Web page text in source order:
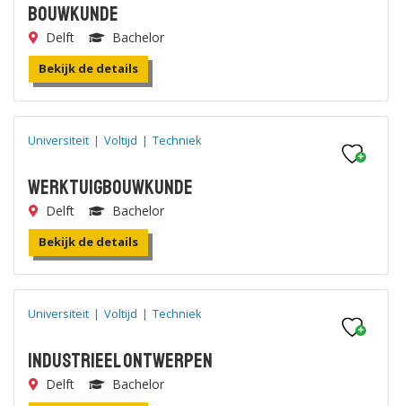
Bouwkunde
Delft Bachelor
Bekijk de details
Universiteit | Voltijd | Techniek
Werktuigbouwkunde
Delft Bachelor
Bekijk de details
Universiteit | Voltijd | Techniek
Industrieel Ontwerpen
Delft Bachelor